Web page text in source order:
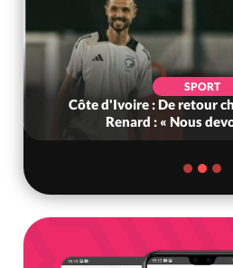
SPORT
Côte d'Ivoire : De retour
Renard : « Nous